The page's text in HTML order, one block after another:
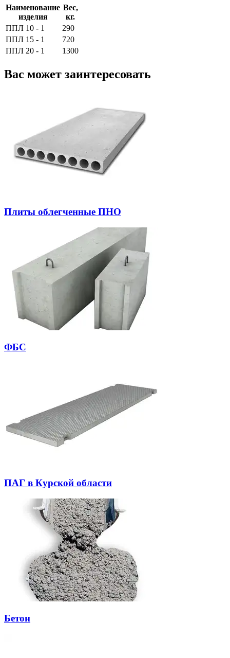
Наименование
изделия
Вес,
кг.
ППЛ 10 - 1
290
ППЛ 15 - 1
720
ППЛ 20 - 1
1300
Вас может заинтересовать
Плиты облегченные ПНО
ФБС
ПАГ в Курской области
Бетон